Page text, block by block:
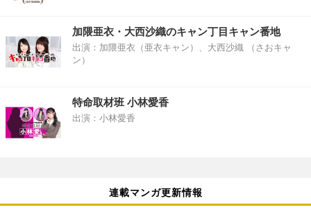
加隈亜衣・大西沙織のキャン丁目キャン番地
出演：加隈亜衣（亜衣キャン）、大西沙織 （さおキャ
ン）
特命取材班 小林愛香
出演：小林愛香
連載マンガ更新情報